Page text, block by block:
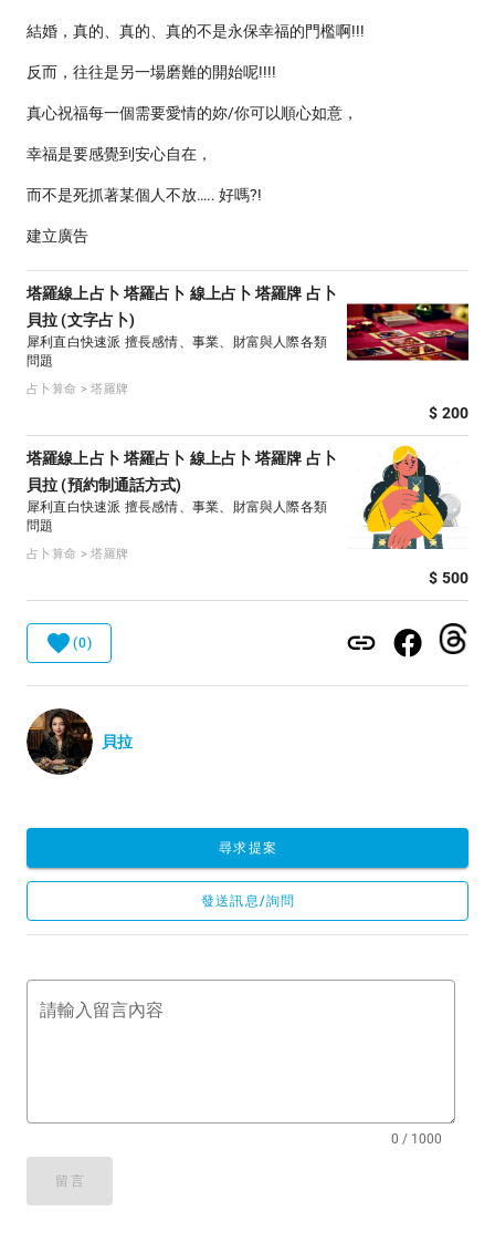
結婚，真的、真的、真的不是永保幸福的門檻啊!!!
反而，往往是另一場磨難的開始呢!!!!
真心祝福每一個需要愛情的妳/你可以順心如意，
幸福是要感覺到安心自在，
而不是死抓著某個人不放….. 好嗎?!
建立廣告
塔羅線上占卜 塔羅占卜 線上占卜 塔羅牌 占卜
貝拉 (文字占卜)
犀利直白快速派 擅長感情、事業、財富與人際各類
問題
占卜算命 > 塔羅牌
$ 200
塔羅線上占卜 塔羅占卜 線上占卜 塔羅牌 占卜
貝拉 (預約制通話方式)
犀利直白快速派 擅長感情、事業、財富與人際各類
問題
占卜算命 > 塔羅牌
$ 500
(0)
貝拉
尋求提案
發送訊息/詢問
請輸入留言內容
0 / 1000
留言